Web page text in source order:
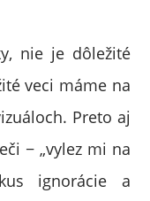
nie je dôležité
veci máme na
Preto aj
− „vylez mi na
ignorácie a